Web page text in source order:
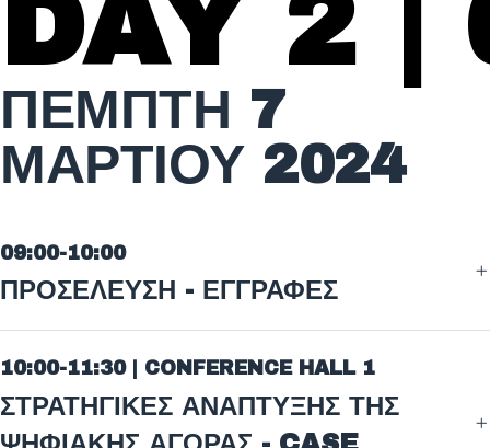
ΠΕΜΠΤΗ 7
ΜΑΡΤΙΟΥ 2024
09:00-10:00
ΠΡΟΣΕΛΕΥΣΗ - ΕΓΓΡΑΦΕΣ
10:00-11:30 | CONFERENCE HALL 1
ΣΤΡΑΤΗΓΙΚΕΣ ΑΝΑΠΤΥΞΗΣ ΤΗΣ
DAY 2